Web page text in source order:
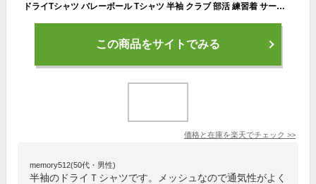
ドライTシャツ バレーボール Tシャツ 半袖 クラブ 部活 練習着 サークル チーム トレーニングウェア 入学 卒業 入部 卒部 記念品 ドライ 速乾 薄手 メッシュ UVカット ポリエステル ワンポイント
この商品をサイトでみる
価格と在庫を楽天でチェック >>
memory512(50代・男性)
半袖のドライＴシャツです。メッシュなので通気性がよく